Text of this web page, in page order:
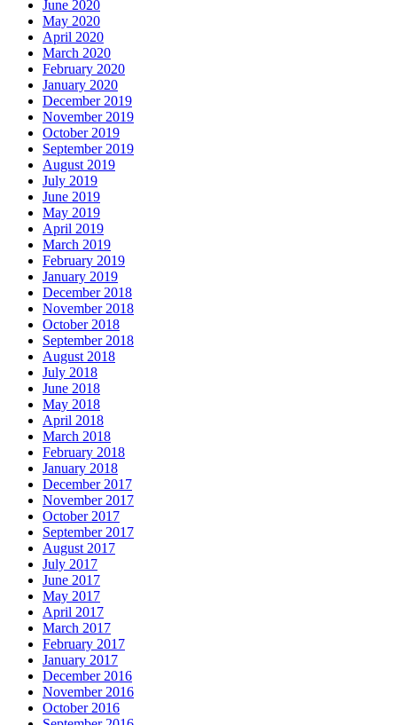
June 2020
May 2020
April 2020
March 2020
February 2020
January 2020
December 2019
November 2019
October 2019
September 2019
August 2019
July 2019
June 2019
May 2019
April 2019
March 2019
February 2019
January 2019
December 2018
November 2018
October 2018
September 2018
August 2018
July 2018
June 2018
May 2018
April 2018
March 2018
February 2018
January 2018
December 2017
November 2017
October 2017
September 2017
August 2017
July 2017
June 2017
May 2017
April 2017
March 2017
February 2017
January 2017
December 2016
November 2016
October 2016